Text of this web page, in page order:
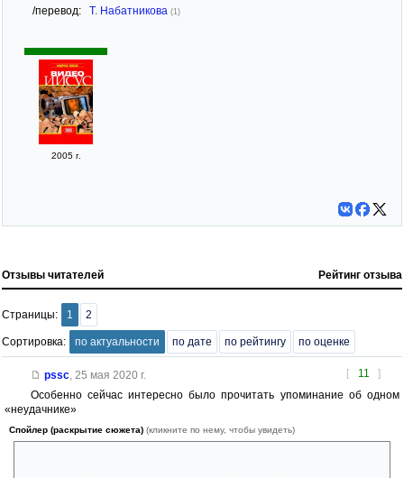
/перевод: Т. Набатникова (1)
2005 г.
Отзывы читателей Рейтинг отзыва
Страницы: 1 2
Сортировка: по актуальности по дате по рейтингу по оценке
[ 11 ]
pssc, 25 мая 2020 г.
Особенно сейчас интересно было прочитать упоминание об одном
«неудачнике»
Спойлер (раскрытие сюжета) (кликните по нему, чтобы увидеть)